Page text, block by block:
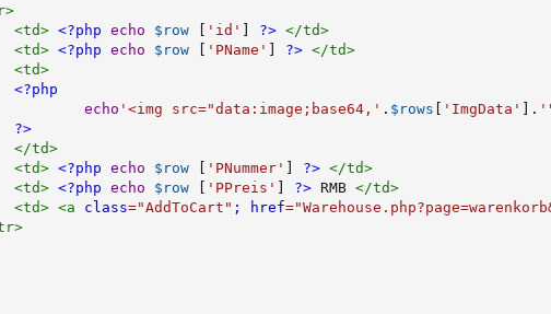
>
<td> <?php echo $row [ 'id' ] ?> </td>
<td> <?php echo $row [ 'PName' ] ?> </td>
<td>
<?php
echo '<img src="data:image;base64,' . $rows [ 'ImgData' ] .
?>
</td>
<td> <?php echo $row [ 'PNummer' ] ?> </td>
<td> <?php echo $row [ 'PPreis' ] ?> RMB </td>
<td> <a class="AddToCart " ; href="
>